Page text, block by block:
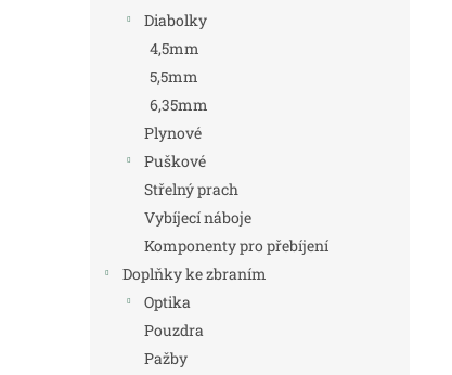
Diabolky
4,5mm
5,5mm
6,35mm
Plynové
Puškové
Střelný prach
Vybíjecí náboje
Komponenty pro přebíjení
Doplňky ke zbraním
Optika
Pouzdra
Pažby